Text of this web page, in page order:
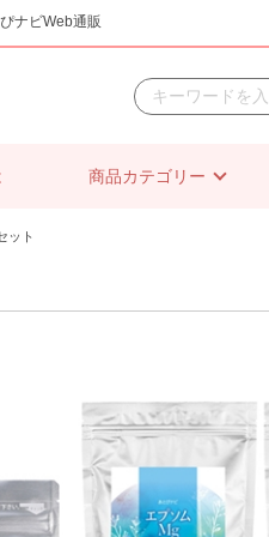
ナビWeb通販
商品カテゴリー
ット